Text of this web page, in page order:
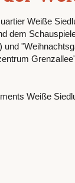
Weiße
dem
und
Weiße